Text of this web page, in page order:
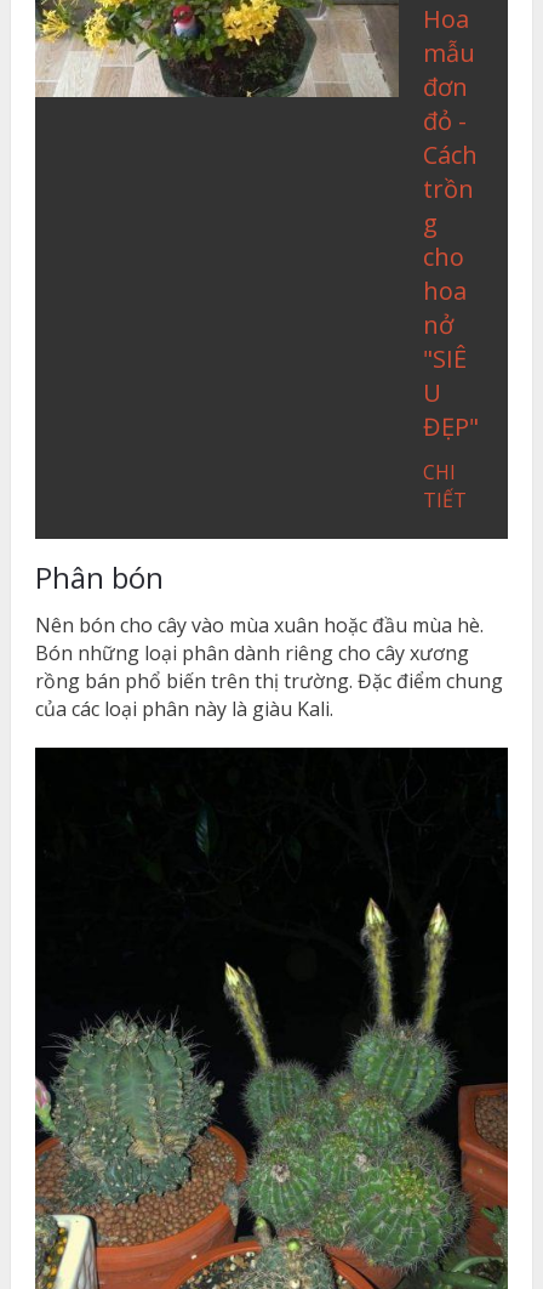
Hoa
mẫu
đơn
đỏ -
Cách
trồn
g
cho
hoa
nở
"SIÊ
U
ĐẸP"
CHI
TIẾT
Phân bón
Nên bón cho cây vào mùa xuân hoặc đầu mùa hè.
Bón những loại phân dành riêng cho cây xương
rồng bán phổ biến trên thị trường. Đặc điểm chung
của các loại phân này là giàu Kali.